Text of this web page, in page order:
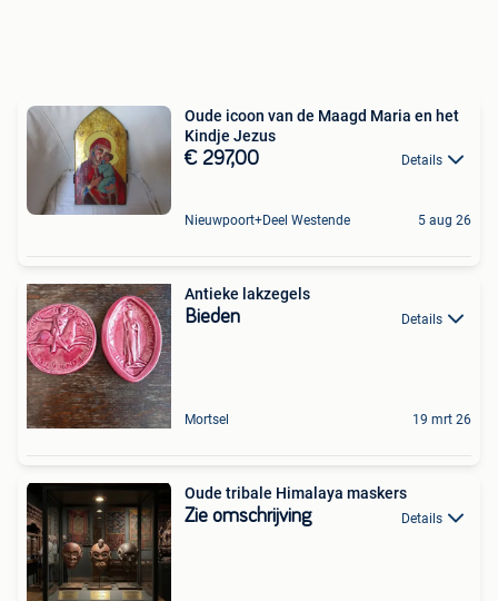
Oude icoon van de Maagd Maria en het
Kindje Jezus
€ 297,00 Details
Nieuwpoort+Deel Westende 5 aug 26
Antieke lakzegels
Bieden Details
Mortsel 19 mrt 26
Oude tribale Himalaya maskers
Zie omschrijving Details